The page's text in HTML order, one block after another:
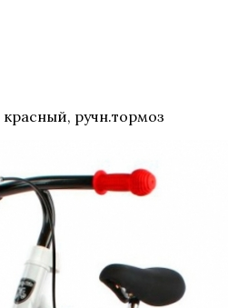
красный, ручн.тормоз